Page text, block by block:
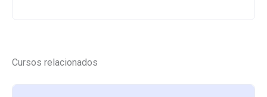
Cursos relacionados